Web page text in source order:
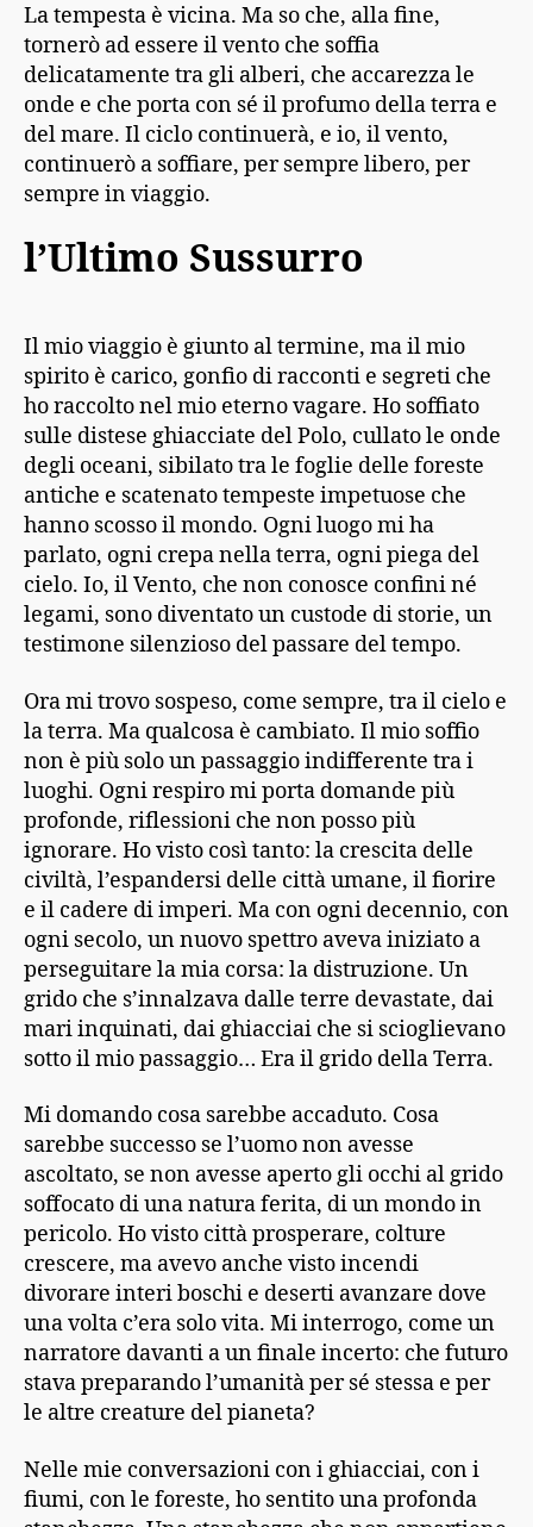
La tempesta è vicina. Ma so che, alla fine,
tornerò ad essere il vento che soffia
delicatamente tra gli alberi, che accarezza le
onde e che porta con sé il profumo della terra e
del mare. Il ciclo continuerà, e io, il vento,
continuerò a soffiare, per sempre libero, per
sempre in viaggio.
l’Ultimo Sussurro
Il mio viaggio è giunto al termine, ma il mio
spirito è carico, gonfio di racconti e segreti che
ho raccolto nel mio eterno vagare. Ho soffiato
sulle distese ghiacciate del Polo, cullato le onde
degli oceani, sibilato tra le foglie delle foreste
antiche e scatenato tempeste impetuose che
hanno scosso il mondo. Ogni luogo mi ha
parlato, ogni crepa nella terra, ogni piega del
cielo. Io, il Vento, che non conosce confini né
legami, sono diventato un custode di storie, un
testimone silenzioso del passare del tempo.
Ora mi trovo sospeso, come sempre, tra il cielo e
la terra. Ma qualcosa è cambiato. Il mio soffio
non è più solo un passaggio indifferente tra i
luoghi. Ogni respiro mi porta domande più
profonde, riflessioni che non posso più
ignorare. Ho visto così tanto: la crescita delle
civiltà, l’espandersi delle città umane, il fiorire
e il cadere di imperi. Ma con ogni decennio, con
ogni secolo, un nuovo spettro aveva iniziato a
perseguitare la mia corsa: la distruzione. Un
grido che s’innalzava dalle terre devastate, dai
mari inquinati, dai ghiacciai che si scioglievano
sotto il mio passaggio… Era il grido della Terra.
Mi domando cosa sarebbe accaduto. Cosa
sarebbe successo se l’uomo non avesse
ascoltato, se non avesse aperto gli occhi al grido
soffocato di una natura ferita, di un mondo in
pericolo. Ho visto città prosperare, colture
crescere, ma avevo anche visto incendi
divorare interi boschi e deserti avanzare dove
una volta c’era solo vita. Mi interrogo, come un
narratore davanti a un finale incerto: che futuro
stava preparando l’umanità per sé stessa e per
le altre creature del pianeta?
Nelle mie conversazioni con i ghiacciai, con i
fiumi, con le foreste, ho sentito una profonda